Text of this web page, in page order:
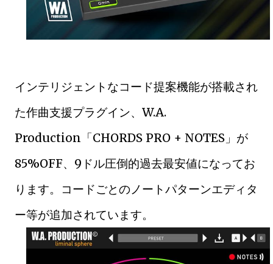
インテリジェントなコード提案機能が搭載され
た作曲支援プラグイン、W.A.
Production「CHORDS PRO + NOTES」が
85%OFF、9ドル圧倒的過去最安値になってお
ります。コードごとのノートパターンエディタ
ー等が追加されています。